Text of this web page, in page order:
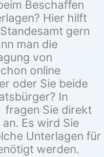
Beschaffen
Hier hilft
gern
man die
von
online
oder Sie beide
In
fragen Sie direkt
Es wird Sie
Unterlagen für
werden.